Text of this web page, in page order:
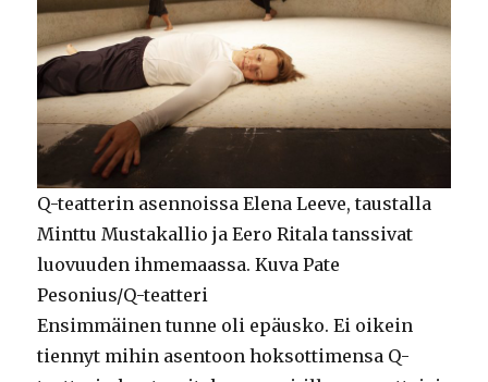
Q-teatterin asennoissa Elena Leeve, taustalla
Minttu Mustakallio ja Eero Ritala tanssivat
luovuuden ihmemaassa. Kuva Pate
Pesonius/Q-teatteri
Ensimmäinen tunne oli epäusko. Ei oikein
tiennyt mihin asentoon hoksottimensa Q-